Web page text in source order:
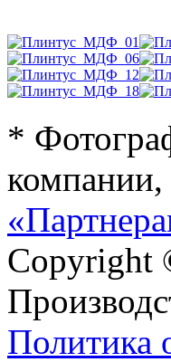
*
компании,
Copyright
Политика